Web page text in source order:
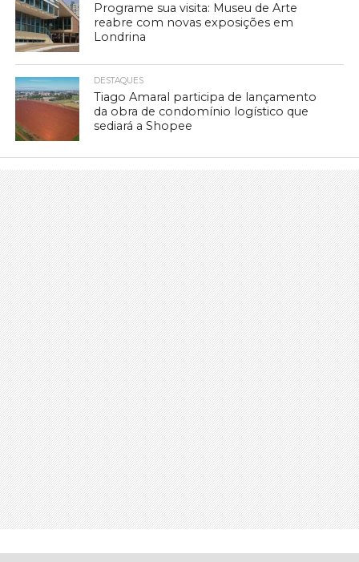
Programe sua visita: Museu de Arte
reabre com novas exposições em
Londrina
DESTAQUES
Tiago Amaral participa de lançamento
da obra de condomínio logístico que
sediará a Shopee